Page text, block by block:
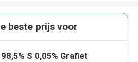
beste prijs voor
98,5% S 0,05% Grafiet